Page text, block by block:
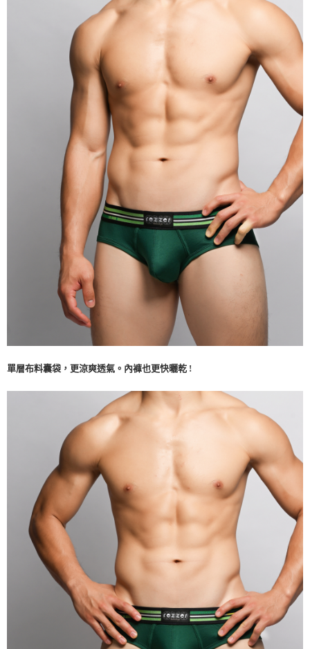
單層布料囊袋，更涼爽透氣。內褲也更快曬乾 !